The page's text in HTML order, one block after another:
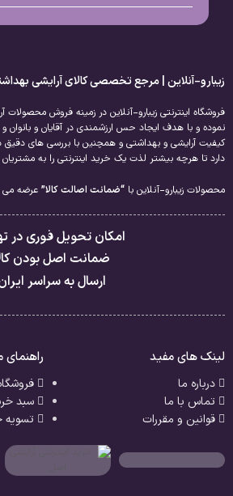
زیبارو-آنلاین | مرجع تخصصی کالای آرایشی
فروشگاه اینترنتی زیبارو-آنلاین در زمینه فروش
نموده و با هدف ایجاد حس ارزشمندی در آقایان و بانوان
کیفیت آرایشی و بهداشتی و همچنین با بررسی های
دارد تا هرچه بیشتر لذت یک خرید اینترنتی را به
محصولات زیبارو-آنلاین با “ضمانت اصالت کالا” عرضه می
امکان تحویل فوری در
ضمانت اصل بودن
ارسال به سراسر
لینک های مفید
درباره ما
تماس با ما
قوانین و مقررات
سبد